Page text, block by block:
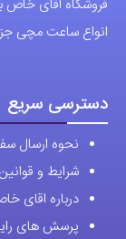
انواع ساعت مچی
دسترسی سریع
نحوه ارسال
شرایط و قوانین
درباره اقای
پرسش های